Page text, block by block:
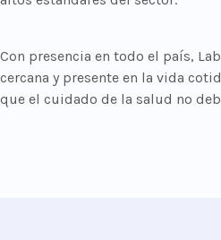
Con presencia en todo el país,
cercana y presente en la vida
que el cuidado de la salud no